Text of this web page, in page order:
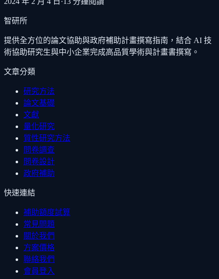
智研所
提供全方位的論文協助與政府補助計畫撰寫指南，結合 AI 技
術協助研究生與中小企業完成高品質學術與計畫書撰寫。
文章分類
研究方法
論文基礎
文獻
量化研究
質性研究方法
問卷調查
問卷設計
政府補助
快速連結
補助額度試算
常見問題
關於我們
方案價格
聯絡我們
會員登入